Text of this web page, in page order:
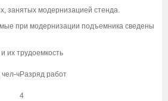
занятых модернизацией стенда.
при модернизации подъемника сведены
их трудоемкость
чел-чРазряд работ
4